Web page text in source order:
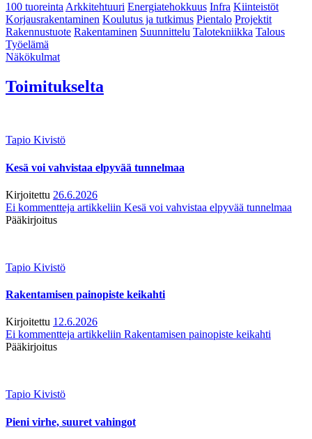
100 tuoreintaArkkitehtuuri Energiatehokkuus Infra Kiinteistöt
Korjausrakentaminen Koulutus ja tutkimus Pientalo Projektit
Rakennustuote Rakentaminen Suunnittelu Talotekniikka Talous
Työelämä
Näkökulmat
Toimitukselta
Tapio Kivistö
Kesä voi vahvistaa elpyvää tunnelmaa
Kirjoitettu 26.6.2026
Ei kommentteja artikkeliin Kesä voi vahvistaa elpyvää tunnelmaa
Pääkirjoitus
Tapio Kivistö
Rakentamisen painopiste keikahti
Kirjoitettu 12.6.2026
Ei kommentteja artikkeliin Rakentamisen painopiste keikahti
Pääkirjoitus
Tapio Kivistö
Pieni virhe, suuret vahingot